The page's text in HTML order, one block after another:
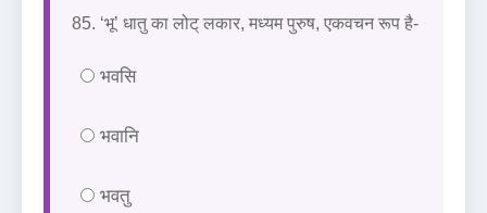
85. ‘भू’ धातु का लोट् लकार, मध्यम पुरुष, एकवचन रूप है-
भवसि
भवानि
भवतु